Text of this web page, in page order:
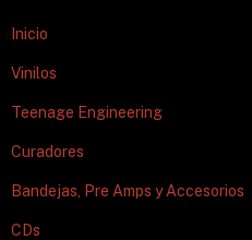
Inicio
Vinilos
Teenage Engineering
Curadores
Bandejas, Pre Amps y Accesorios
CDs